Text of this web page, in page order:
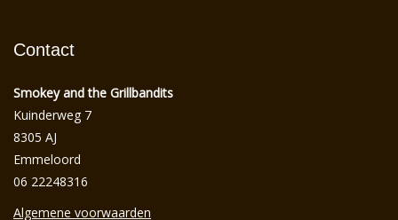
Contact
Smokey and the Grillbandits
Kuinderweg 7
8305 AJ
Emmeloord
06 22248316
Algemene voorwaarden